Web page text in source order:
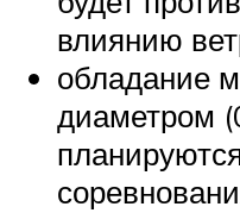
влиянию
обладание
диаметром